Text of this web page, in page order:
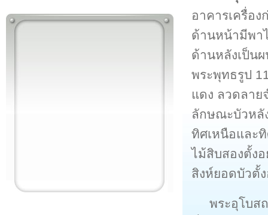
อาคารเครื่อ
ด้านหน้ามีพา
ด้านหลังเป็น
พระพุทธรูป
แดง ลวดลา
ลักษณะบัวหลั
ทิศเหนือและ
ไม้สิบสองตั้ง
สิงห์ยอดบัวตั้
พระอุโบส